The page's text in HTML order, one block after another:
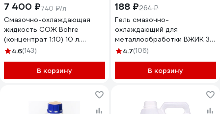
7 400 ₽740 ₽/л
Смазочно-охлаждающая
жидкость СОЖ Bohre
(концентрат 1:10) 10 л.
КБ010187
4.6(143)
В корзину
188 ₽264 ₽
Гель смазочно-
охлаждающий для
металлообработки ВЖИК 30
г ВМПАВТО 1011
4.7(106)
В корзину